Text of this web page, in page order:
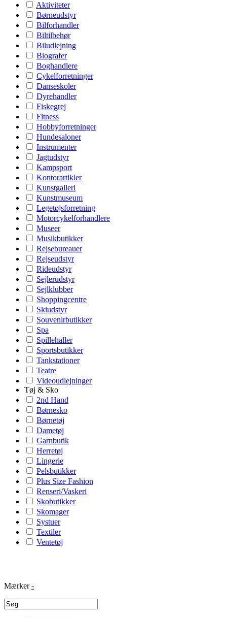
Aktiviteter
Børneudstyr
Bilforhandler
Biltilbehør
Biludlejning
Biografer
Boghandlere
Cykelforretninger
Danseskoler
Dyrehandler
Fiskegrej
Fitness
Hobbyforretninger
Hundesaloner
Instrumenter
Jagtudstyr
Kampsport
Kontorartikler
Kunstgalleri
Kunstmuseum
Legetøjsforretning
Motorcykelforhandlere
Museer
Musikbutikker
Rejsebureauer
Rejseudstyr
Rideudstyr
Sejlerudstyr
Sejlklubber
Shoppingcentre
Skiudstyr
Souvenirbutikker
Spa
Spillehaller
Sportsbutikker
Tankstationer
Teatre
Videoudlejninger
Tøj & Sko
2nd Hand
Børnesko
Børnetøj
Dametøj
Garnbutik
Herretøj
Lingerie
Pelsbutikker
Plus Size Fashion
Renseri/Vaskeri
Skobutikker
Skomager
Systuer
Textiler
Ventetøj
Mærker -